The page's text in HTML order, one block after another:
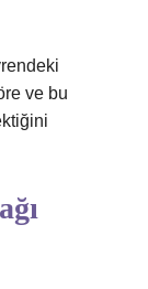
ve bu